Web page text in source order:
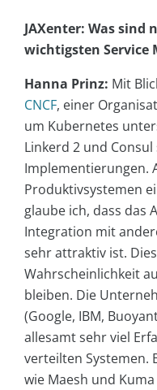
JAXenter: Was sind
wichtigsten Service
Hanna Prinz: Mit
CNCF, einer
um Kubernetes
Linkerd 2 und
Implementierungen.
Produktivsystemen
glaube ich, dass das
Integration mit
sehr attraktiv ist.
Wahrscheinlichkeit
bleiben. Die
(Google, IBM,
allesamt sehr viel
verteilten Systemen.
wie Maesh und